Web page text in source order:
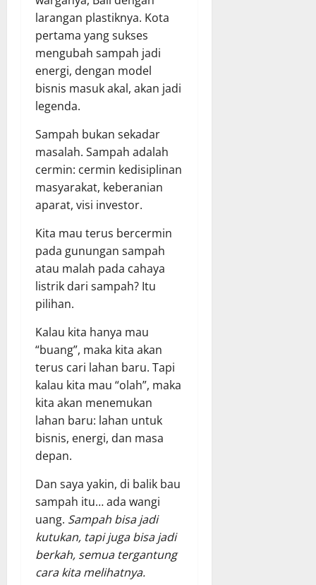
larangan plastiknya. Kota
pertama yang sukses
mengubah sampah jadi
energi, dengan model
bisnis masuk akal, akan jadi
legenda.
Sampah bukan sekadar
masalah. Sampah adalah
cermin: cermin kedisiplinan
masyarakat, keberanian
aparat, visi investor.
Kita mau terus bercermin
pada gunungan sampah
atau malah pada cahaya
listrik dari sampah? Itu
pilihan.
Kalau kita hanya mau
“buang”, maka kita akan
terus cari lahan baru. Tapi
kalau kita mau “olah”, maka
kita akan menemukan
lahan baru: lahan untuk
bisnis, energi, dan masa
depan.
Dan saya yakin, di balik bau
sampah itu… ada wangi
uang. Sampah bisa jadi
kutukan, tapi juga bisa jadi
berkah, semua tergantung
cara kita melihatnya.